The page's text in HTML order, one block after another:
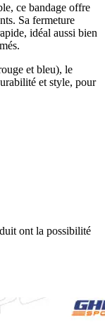
ce bandage offre
Sa fermeture
idéal aussi bien
et bleu), le
et style, pour
ont la possibilité